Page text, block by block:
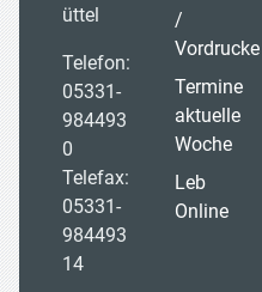
üttel
Telefon:
05331-
984493
0
Telefax:
05331-
984493
14
/
Vordrucke
Termine
aktuelle
Woche
Leb
Online